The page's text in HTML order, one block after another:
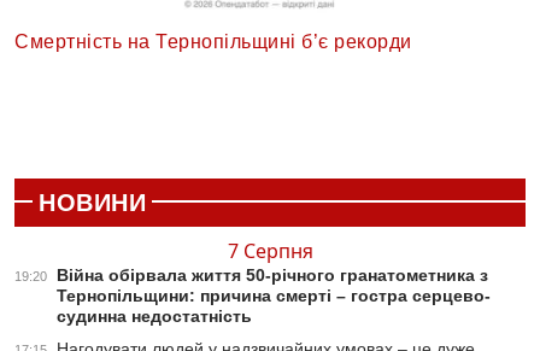
Смертність на Тернопільщині б’є рекорди
НОВИНИ
7 Серпня
19:20
Війна обірвала життя 50-річного гранатометника з
Тернопільщини: причина смерті – гостра серцево-
судинна недостатність